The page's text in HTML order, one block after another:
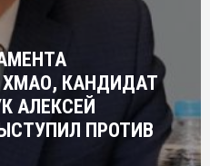
ХМАО, КАНДИДАТ
АЛЕКСЕЙ
ПРОТИВ